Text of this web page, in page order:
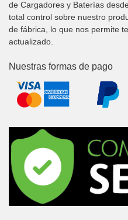
de Cargadores y Baterías
total control sobre nuestro
de fábrica, lo que nos permite
actualizado.
Nuestras formas de pago